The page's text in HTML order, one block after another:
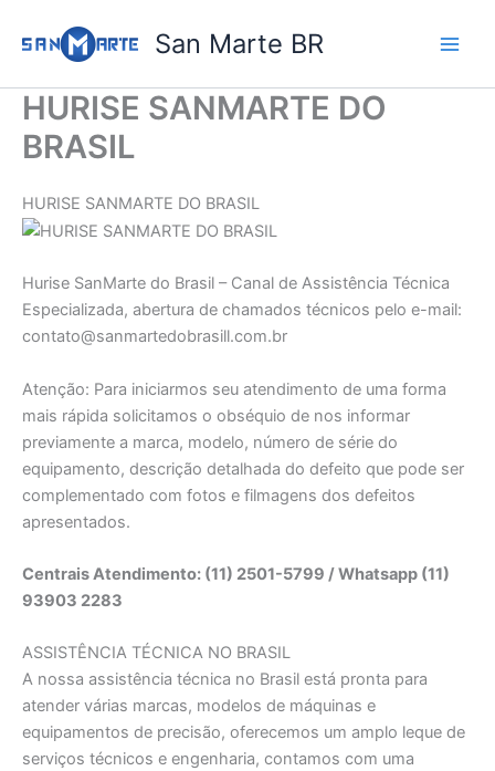
para
conteúdo
San Marte BR
HURISE SANMARTE DO
BRASIL
HURISE SANMARTE DO BRASIL
Hurise SanMarte do Brasil – Canal de Assistência Técnica
Especializada, abertura de chamados técnicos pelo e-mail:
contato@sanmartedobrasill.com.br
Atenção: Para iniciarmos seu atendimento de uma forma
mais rápida solicitamos o obséquio de nos informar
previamente a marca, modelo, número de série do
equipamento, descrição detalhada do defeito que pode ser
complementado com fotos e filmagens dos defeitos
apresentados.
Centrais Atendimento: (11) 2501-5799 / Whatsapp (11)
93903 2283
ASSISTÊNCIA TÉCNICA NO BRASIL
A nossa assistência técnica no Brasil está pronta para
atender várias marcas, modelos de máquinas e
equipamentos de precisão, oferecemos um amplo leque de
serviços técnicos e engenharia, contamos com uma